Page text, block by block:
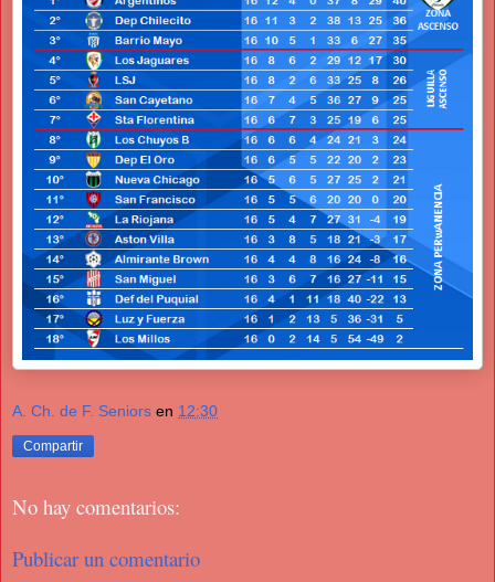
A. Ch. de F. Seniors en 12:30
Compartir
No hay comentarios:
Publicar un comentario